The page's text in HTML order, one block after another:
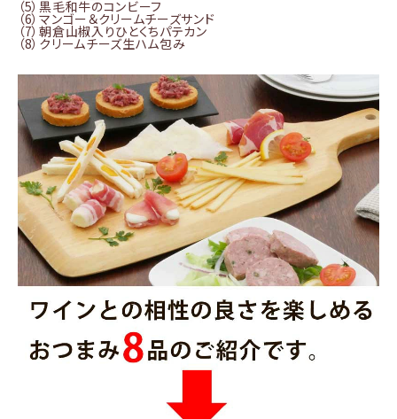
（5）黒毛和牛のコンビーフ
（6）マンゴー＆クリームチーズサンド
（7）朝倉山椒入りひとくちパテカン
（8）クリームチーズ生ハム包み